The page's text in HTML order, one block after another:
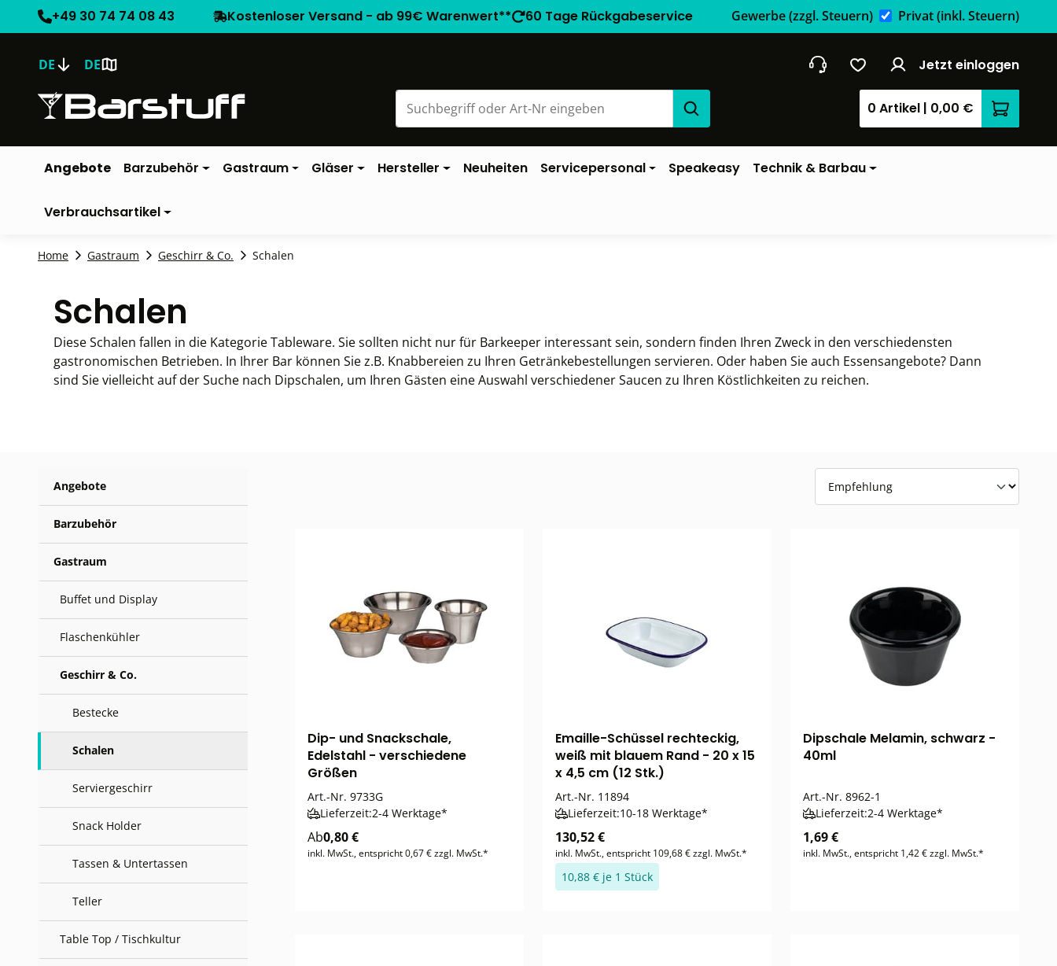
+49 30 74 74 08 43 Kostenloser Versand - ab 99€ Warenwert** 60 Tage Rückgabeservice Gewerbe(zzgl. Steuern) Privat(inkl. Steuern)
DE DE Jetzt einloggen
0 Artikel | 0,00 €
Angebote Barzubehör Gastraum Gläser Hersteller Neuheiten Servicepersonal Speakeasy Technik & Barbau
Verbrauchsartikel
Home Gastraum Geschirr & Co. Schalen
Schalen
Diese Schalen fallen in die Kategorie Tableware. Sie sollten nicht nur für Barkeeper interessant sein, sondern finden Ihren Zweck in den verschiedensten
gastronomischen Betrieben. In Ihrer Bar können Sie z.B. Knabbereien zu Ihren Getränkebestellungen servieren. Oder haben Sie auch Essensangebote? Dann
sind Sie vielleicht auf der Suche nach Dipschalen, um Ihren Gästen eine Auswahl verschiedener Saucen zu Ihren Köstlichkeiten zu reichen.
Angebote
Barzubehör
Gastraum
Buffet und Display
Flaschenkühler
Geschirr & Co.
Bestecke
Schalen
Serviergeschirr
Snack Holder
Tassen & Untertassen
Teller
Table Top / Tischkultur
Dip- und Snackschale,
Edelstahl - verschiedene
Größen
Art.-Nr. 9733G
Lieferzeit:2-4 Werktage*
Ab0,80 €
inkl. MwSt., entspricht 0,67 € zzgl. MwSt.*
Emaille-Schüssel rechteckig,
weiß mit blauem Rand - 20 x 15
x 4,5 cm (12 Stk.)
Art.-Nr. 11894
Lieferzeit:10-18 Werktage*
130,52 €
inkl. MwSt., entspricht 109,68 € zzgl. MwSt.*
10,88 € je 1 Stück
Dipschale Melamin, schwarz -
40ml
Art.-Nr. 8962-1
Lieferzeit:2-4 Werktage*
1,69 €
inkl. MwSt., entspricht 1,42 € zzgl. MwSt.*